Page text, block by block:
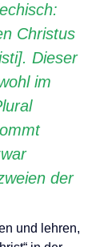
Christus
Dieser
im
der
und lehren,